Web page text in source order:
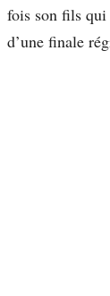
fois son fils qui
d’une finale